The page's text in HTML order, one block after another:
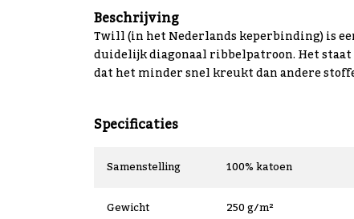
Beschrijving
Twill (in het Nederlandskeperbinding) is
duidelijk diagonaal ribbelpatroon. Het
dat het minder snel kreukt dan andere
Specificaties
Samenstelling
100% katoen
Gewicht
250 g/m²